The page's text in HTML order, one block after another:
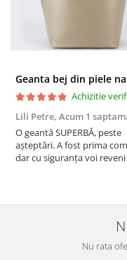
Achizitie
Lili Petre, Acum 1
O geantă SUPERBĂ, peste
așteptări. A fost prima
dar cu siguranța voi reveni
doua zi). RECOMAND
Nu rata